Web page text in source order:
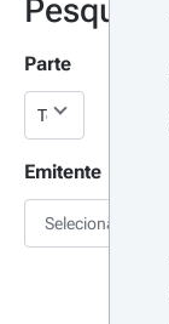
Pesquisa
Parte
Emitente
Selecionar